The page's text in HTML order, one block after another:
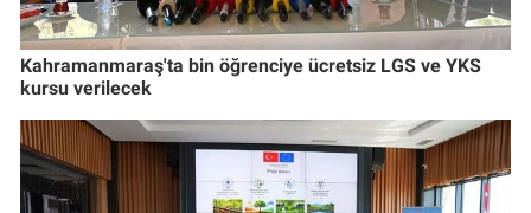
Kahramanmaraş'ta bin öğrenciye ücretsiz LGS ve YKS
kursu verilecek